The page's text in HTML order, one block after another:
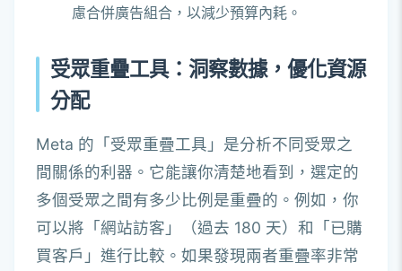
慮合併廣告組合，以減少預算內耗。
受眾重疊工具：洞察數據，優化資源
分配
Meta 的「受眾重疊工具」是分析不同受眾之
間關係的利器。它能讓你清楚地看到，選定的
多個受眾之間有多少比例是重疊的。例如，你
可以將「網站訪客」（過去 180 天）和「已購
買客戶」進行比較。如果發現兩者重疊率非常